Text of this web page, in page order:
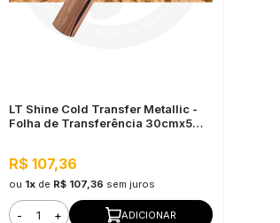
LT Shine Cold Transfer Metallic -
Folha de Transferência 30cmx5m
R$ 107,36
ou 1xde R$ 107,36 sem juros
- + ADICIONAR